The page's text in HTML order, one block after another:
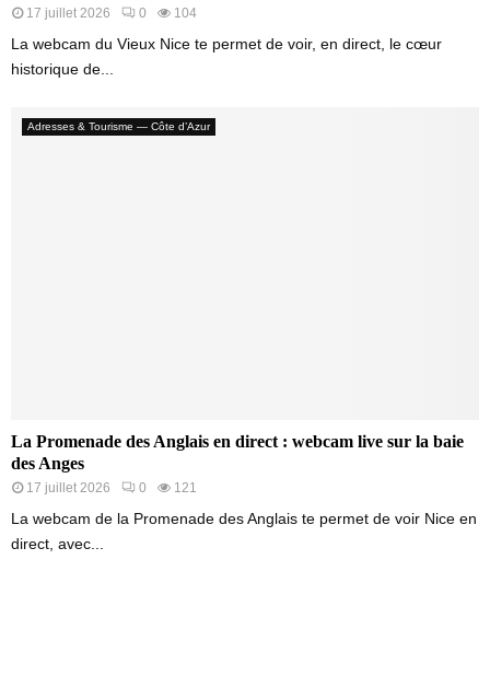
17 juillet 2026 0 104
La webcam du Vieux Nice te permet de voir, en direct, le cœur
historique de...
Adresses & Tourisme — Côte d’Azur
La Promenade des Anglais en direct : webcam live sur la baie
des Anges
17 juillet 2026 0 121
La webcam de la Promenade des Anglais te permet de voir Nice en
direct, avec...